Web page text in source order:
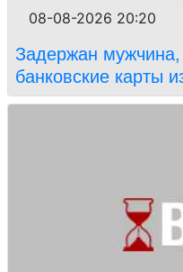
08-08-2026 20:20
Задержан
банковские карты